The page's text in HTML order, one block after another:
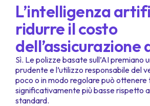
L’intelligenza
ridurre il costo
dell’assicurazione
Sì. Le polizze basate sull’AI premiano
prudente e l’utilizzo responsabile del
poco o in modo regolare può
significativamente più basse rispetto
standard.